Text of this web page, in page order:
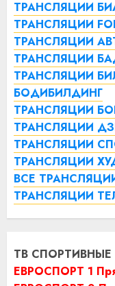
ТРАНСЛЯЦИИ
ТРАНСЛЯЦИИ
ТРАНСЛЯЦИИ
ТРАНСЛЯЦИИ
ТРАНСЛЯЦИИ
БОДИБИЛДИНГ
ТРАНСЛЯЦИИ
ТРАНСЛЯЦИИ
ТРАНСЛЯЦИИ
ТРАНСЛЯЦИИ
ВСЕ
ТРАНСЛЯЦИИ
ТВ
ЕВРОСПОРТ 1